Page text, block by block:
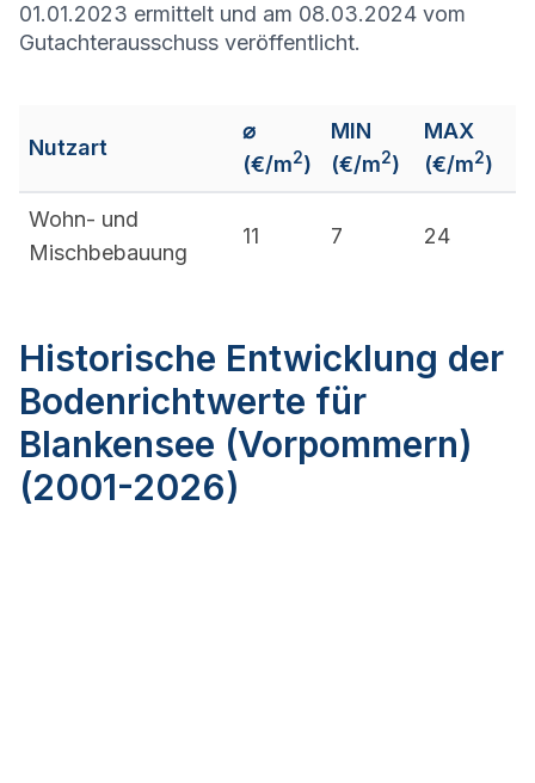
01.01.2023 ermittelt und am 08.03.2024 vom
Gutachterausschuss veröffentlicht.
Nutzart
⌀
(€/m2)
MIN
(€/m2)
MAX
(€/m2)
Wohn- und
Mischbebauung
11 7 24
Historische Entwicklung der
Bodenrichtwerte für
Blankensee (Vorpommern)
(2001-2026)